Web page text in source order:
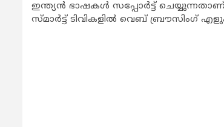
ഇന്ത്യന്‍ ഭാഷകള്‍ സപ്പോര്‍ട്ട്
സ്മാര്‍ട്ട് ടിവികളില്‍ വെബ് ബ്രൗസിംഗ്